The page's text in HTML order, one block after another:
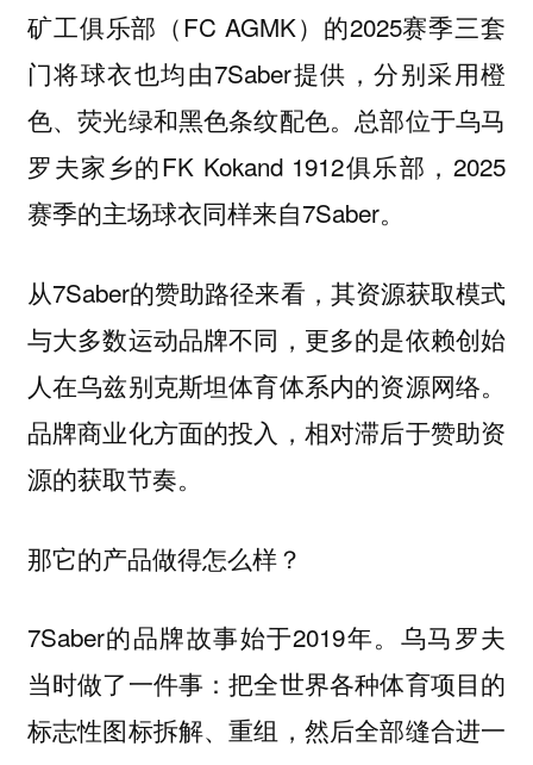
矿工俱乐部（FC AGMK）的2025赛季三套
门将球衣也均由7Saber提供，分别采用橙
色、荧光绿和黑色条纹配色。总部位于乌马
罗夫家乡的FK Kokand 1912俱乐部，2025
赛季的主场球衣同样来自7Saber。
从7Saber的赞助路径来看，其资源获取模式
与大多数运动品牌不同，更多的是依赖创始
人在乌兹别克斯坦体育体系内的资源网络。
品牌商业化方面的投入，相对滞后于赞助资
源的获取节奏。
那它的产品做得怎么样？
7Saber的品牌故事始于2019年。乌马罗夫
当时做了一件事：把全世界各种体育项目的
标志性图标拆解、重组，然后全部缝合进一